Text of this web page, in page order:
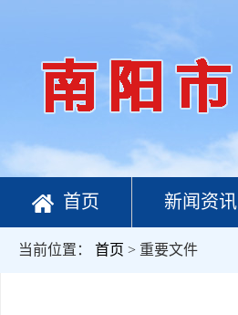
首页 新闻资讯
当前位置： 首页 > 重要文件